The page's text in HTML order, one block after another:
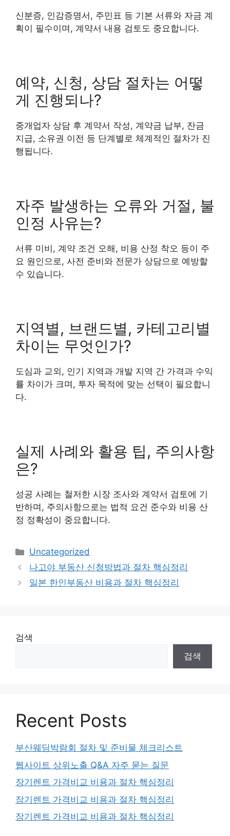
신분증, 인감증명서, 주민표 등 기본 서류와 자금 계
획이 필수이며, 계약서 내용 검토도 중요합니다.
예약, 신청, 상담 절차는 어떻
게 진행되나?
중개업자 상담 후 계약서 작성, 계약금 납부, 잔금
지급, 소유권 이전 등 단계별로 체계적인 절차가 진
행됩니다.
자주 발생하는 오류와 거절, 불
인정 사유는?
서류 미비, 계약 조건 오해, 비용 산정 착오 등이 주
요 원인으로, 사전 준비와 전문가 상담으로 예방할
수 있습니다.
지역별, 브랜드별, 카테고리별
차이는 무엇인가?
도심과 교외, 인기 지역과 개발 지역 간 가격과 수익
률 차이가 크며, 투자 목적에 맞는 선택이 필요합니
다.
실제 사례와 활용 팁, 주의사항
은?
성공 사례는 철저한 시장 조사와 계약서 검토에 기
반하며, 주의사항으로는 법적 요건 준수와 비용 산
정 정확성이 중요합니다.
카
테
리
Uncategorized
나고야 부동산 신청방법과 절차 핵심정리
일본 한인부동산 비용과 절차 핵심정리
검색
검색
Recent Posts
부산웨딩박람회 절차 및 준비물 체크리스트
웹사이트 상위노출 Q&A 자주 묻는 질문
장기렌트 가격비교 비용과 절차 핵심정리
장기렌트 가격비교 비용과 절차 핵심정리
장기렌트 가격비교 비용과 절차 핵심정리